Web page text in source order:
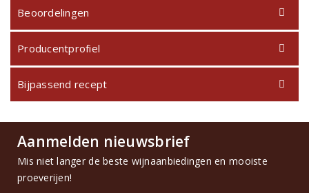
Beoordelingen
Producentprofiel
Bijpassend recept
Aanmelden nieuwsbrief
Mis niet langer de beste wijnaanbiedingen en mooiste
proeverijen!